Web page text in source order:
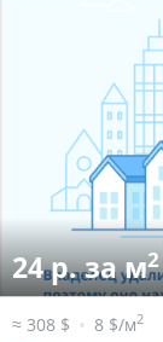
24 р. за м2
≈ 308 $ 8 $/м2